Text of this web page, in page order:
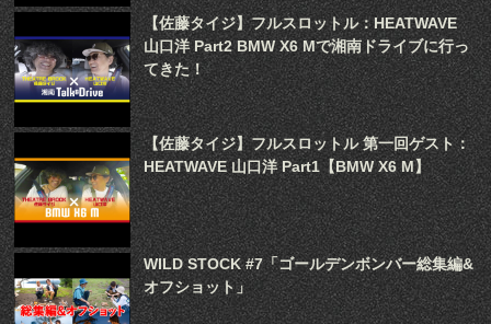
【佐藤タイジ】フルスロットル：HEATWAVE
山口洋 Part2 BMW X6 Mで湘南ドライブに行っ
てきた！
【佐藤タイジ】フルスロットル 第一回ゲスト：
HEATWAVE 山口洋 Part1【BMW X6 M】
WILD STOCK #7「ゴールデンボンバー総集編&
オフショット」